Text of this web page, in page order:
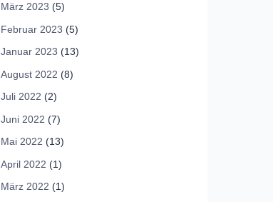
März 2023 (5)
Februar 2023 (5)
Januar 2023 (13)
August 2022 (8)
Juli 2022 (2)
Juni 2022 (7)
Mai 2022 (13)
April 2022 (1)
März 2022 (1)